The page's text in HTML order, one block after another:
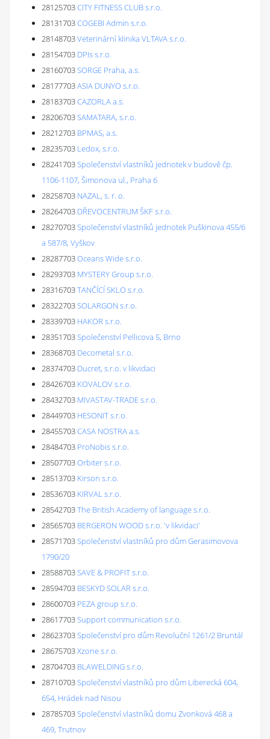
28125703CITY FITNESS CLUB s.r.o.
28131703COGEBI Admin s.r.o.
28148703Veterinární klinika VLTAVA s.r.o.
28154703 DPIs s.r.o.
28160703SORGE Praha, a.s.
28177703ASIA DUNYO s.r.o.
28183703CAZORLA a.s.
28206703SAMATARA, s.r.o.
28212703 BPMAS, a.s.
28235703 Ledox, s.r.o.
28241703Společenství vlastníků jednotek v budově čp.
1106-1107, Šimonova ul., Praha 6
28258703 NAZAL, s. r. o.
28264703 DŘEVOCENTRUM ŠKF s.r.o.
28270703Společenství vlastníků jednotek Puškinova 455/6
a 587/8, Vyškov
28287703Oceans Wide s.r.o.
28293703 MYSTERY Group s.r.o.
28316703TANČÍCÍ SKLO s.r.o.
28322703SOLARGON s.r.o.
28339703 HAKOR s.r.o.
28351703Společenství Pellicova 5, Brno
28368703 Decometal s.r.o.
28374703 Ducret, s.r.o. v likvidaci
28426703 KOVALOV s.r.o.
28432703 MIVASTAV-TRADE s.r.o.
28449703 HESONIT s.r.o.
28455703CASA NOSTRA a.s.
28484703 ProNobis s.r.o.
28507703Orbiter s.r.o.
28513703 Kirson s.r.o.
28536703 KIRVAL s.r.o.
28542703The British Academy of language s.r.o.
28565703 BERGERON WOOD s.r.o. 'v likvidaci'
28571703Společenství vlastníků pro dům Gerasimovova
1790/20
28588703SAVE & PROFIT s.r.o.
28594703 BESKYD SOLAR s.r.o.
28600703 PEZA group s.r.o.
28617703Support communication s.r.o.
28623703Společenství pro dům Revoluční 1261/2 Bruntál
28675703Xzone s.r.o.
28704703 BLAWELDING s.r.o.
28710703Společenství vlastníků pro dům Liberecká 604,
654, Hrádek nad Nisou
28785703Společenství vlastníků domu Zvonková 468 a
469, Trutnov